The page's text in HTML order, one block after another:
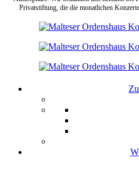
Privatstiftung, die die monatlichen